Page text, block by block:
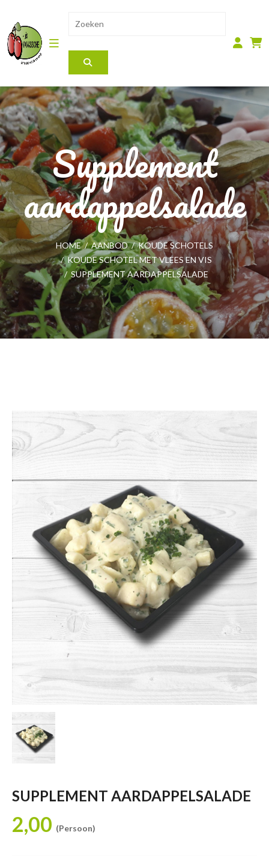
Supplement
aardappelsalade
HOME / AANBOD / KOUDE SCHOTELS
/ KOUDE SCHOTEL MET VLEES EN VIS
/ SUPPLEMENT AARDAPPELSALADE
SUPPLEMENT AARDAPPELSALADE
2,00 (Persoon)